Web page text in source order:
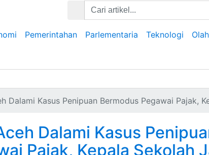
Pemerintahan Parlementaria Teknologi
Dalami Kasus Penipuan Bermodus Pegawai Pajak,
Dalami Kasus
Pajak, Kepala Sekolah